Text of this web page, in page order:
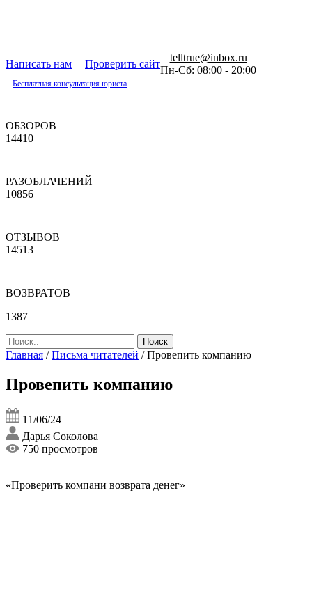
Написать нам Проверить сайт
telltrue@inbox.ru
Пн-Сб: 08:00 - 20:00
Бесплатная консультация юриста
ОБЗОРОВ
14410
РАЗОБЛАЧЕНИЙ
10856
ОТЗЫВОВ
14513
ВОЗВРАТОВ
1387
Главная /Письма читателей /Провепить компанию
Провепить компанию
11/06/24
Дарья Соколова
750 просмотров
«Проверить компани возврата денег»